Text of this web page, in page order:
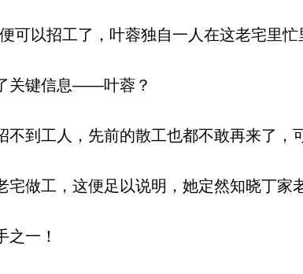
可以招工了，叶蓉独自一人在这老宅里
关键信息——叶蓉？
到工人，先前的散工也都不敢再来了，
做工，这便足以说明，她定然知晓丁家
一！